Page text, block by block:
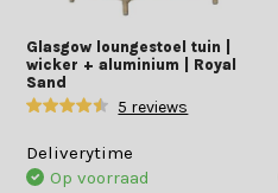
Glasgow loungestoel tuin |
wicker + aluminium | Royal
Sand
5 reviews
Deliverytime
Op voorraad